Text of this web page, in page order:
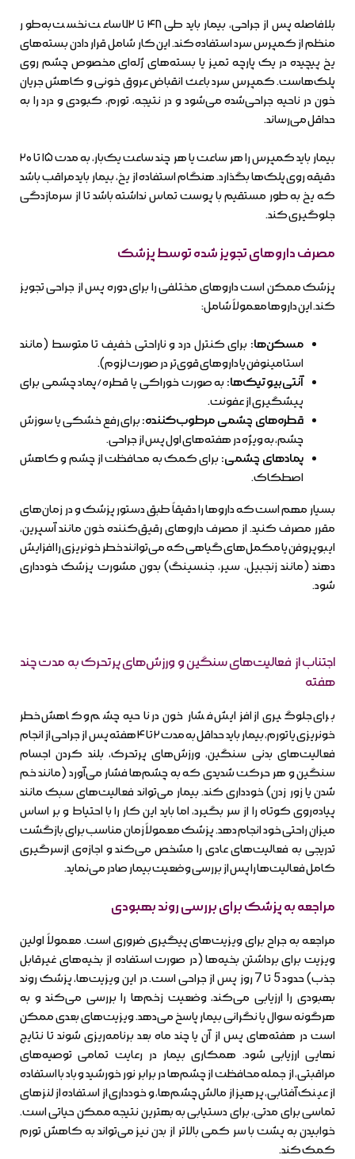
بلافاصله پس از جراحی، بیمار باید طی ۴۸ تا ۷۲ ساعت نخست به‌طور
منظم از کمپرس سرد استفاده کند. این کار شامل قرار دادن بسته‌های
یخ پیچیده در یک پارچه تمیز یا بسته‌های ژله‌ای مخصوص چشم روی
پلک‌هاست. کمپرس سرد باعث انقباض عروق خونی و کاهش جریان
خون در ناحیه جراحی‌شده می‌شود و در نتیجه، تورم، کبودی و درد را به
حداقل می‌رساند.
بیمار باید کمپرس را هر ساعت یا هر چند ساعت یک‌بار، به مدت ۱۵ تا ۲۰
دقیقه روی پلک‌ها بگذارد. هنگام استفاده از یخ، بیمار باید مراقب باشد
که یخ به طور مستقیم با پوست تماس نداشته باشد تا از سرمازدگی
جلوگیری کند.
مصرف داروهای تجویز شده توسط پزشک
پزشک ممکن است داروهای مختلفی را برای دوره پس از جراحی تجویز
کند. این داروها معمولاً شامل:
مسکن‌ها: برای کنترل درد و ناراحتی خفیف تا متوسط (مانند
استامینوفن یا داروهای قوی‌تر در صورت لزوم).
آنتی‌بیوتیک‌ها: به صورت خوراکی یا قطره/پماد چشمی برای
پیشگیری از عفونت.
قطره‌های چشمی مرطوب‌کننده: برای رفع خشکی یا سوزش
چشم، به ویژه در هفته‌های اول پس از جراحی.
پمادهای چشمی: برای کمک به محافظت از چشم و کاهش
اصطکاک.
بسیار مهم است که داروها را دقیقاً طبق دستور پزشک و در زمان‌های
مقرر مصرف کنید. از مصرف داروهای رقیق‌کننده خون مانند آسپرین،
ایبوپروفن یا مکمل‌های گیاهی که می‌توانند خطر خونریزی را افزایش
دهند (مانند زنجبیل، سیر، جنسینگ) بدون مشورت پزشک خودداری
شود.
اجتناب از فعالیت‌های سنگین و ورزش‌های پرتحرک به مدت چند
هفته
برای جلوگیری از افزایش فشار خون در ناحیه چشم و کاهش خطر
خونریزی یا تورم، بیمار باید حداقل به مدت ۲ تا ۴ هفته پس از جراحی از انجام
فعالیت‌های بدنی سنگین، ورزش‌های پرتحرک، بلند کردن اجسام
سنگین و هر حرکت شدیدی که به چشم‌ها فشار می‌آورد (مانند خم
شدن یا زور زدن) خودداری کند. بیمار می‌تواند فعالیت‌های سبک مانند
پیاده‌روی کوتاه را از سر بگیرد، اما باید این کار را با احتیاط و بر اساس
میزان راحتی خود انجام دهد. پزشک معمولاً زمان مناسب برای بازگشت
تدریجی به فعالیت‌های عادی را مشخص می‌کند و اجازه‌ی ازسرگیری
کامل فعالیت‌ها را پس از بررسی وضعیت بیمار صادر می‌نماید.
مراجعه به پزشک برای بررسی روند بهبودی
مراجعه به جراح برای ویزیت‌های پیگیری ضروری است. معمولاً اولین
ویزیت برای برداشتن بخیه‌ها (در صورت استفاده از بخیه‌های غیرقابل
جذب) حدود 5 تا 7 روز پس از جراحی است. در این ویزیت‌ها، پزشک روند
بهبودی را ارزیابی می‌کند، وضعیت زخم‌ها را بررسی می‌کند و به
هرگونه سوال یا نگرانی بیمار پاسخ می‌دهد. ویزیت‌های بعدی ممکن
است در هفته‌های پس از آن یا چند ماه بعد برنامه‌ریزی شوند تا نتایج
نهایی ارزیابی شود. همکاری بیمار در رعایت تمامی توصیه‌های
مراقبتی، از جمله محافظت از چشم‌ها در برابر نور خورشید و باد با استفاده
از عینک آفتابی، پرهیز از مالش چشم‌ها، و خودداری از استفاده از لنزهای
تماسی برای مدتی، برای دستیابی به بهترین نتیجه ممکن حیاتی است.
خوابیدن به پشت با سر کمی بالاتر از بدن نیز می‌تواند به کاهش تورم
کمک کند.